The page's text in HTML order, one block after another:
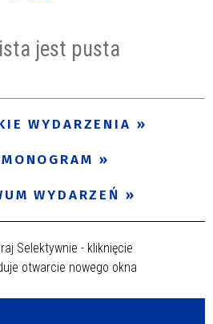
jest pusta
WYDARZENIA
WYDARZEŃ